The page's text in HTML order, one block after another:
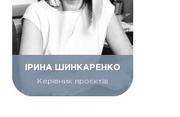
ІРИНА ШИНКАРЕНКО
Керівник проєктів